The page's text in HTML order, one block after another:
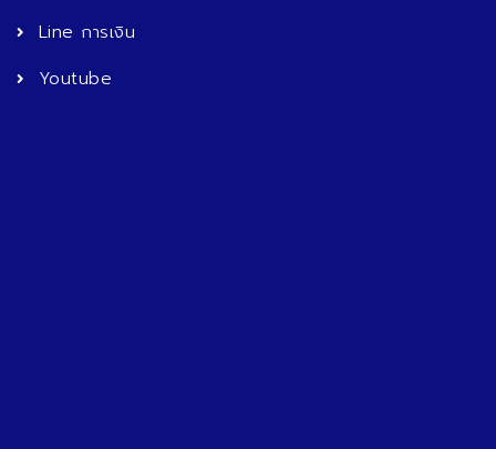
Line การเงิน
Youtube